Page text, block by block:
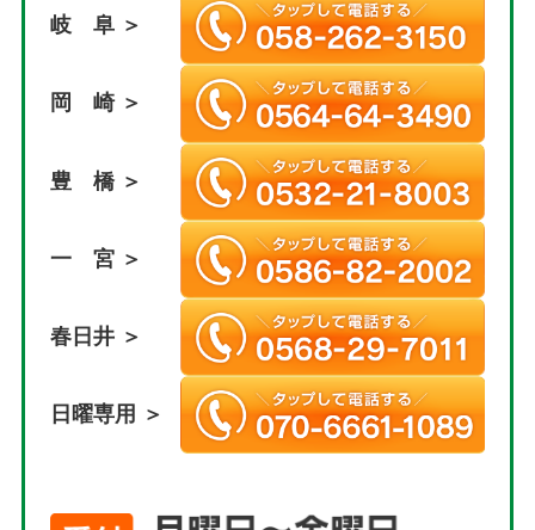
岐 阜 ＞
岡 崎 ＞
豊 橋 ＞
一 宮 ＞
春日井 ＞
日曜専用 ＞